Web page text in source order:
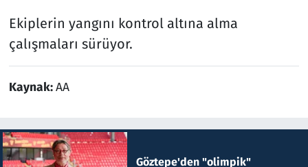
Ekiplerin yangını kontrol altına alma
çalışmaları sürüyor.
Kaynak:AA
Göztepe'den "olimpik"